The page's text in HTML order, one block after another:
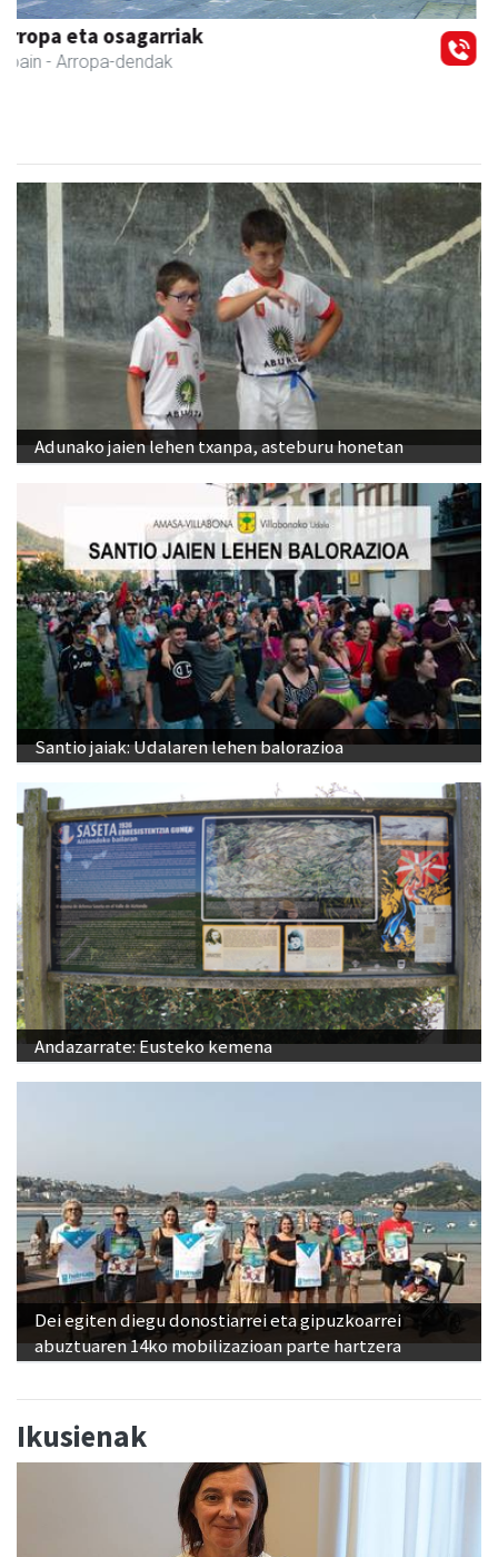
Urrats inprimategia
Andoain - Inprimategiak
Adunako jaien lehen txanpa, asteburu honetan
Santio jaiak: Udalaren lehen balorazioa
Andazarrate: Eusteko kemena
Dei egiten diegu donostiarrei eta gipuzkoarrei
abuztuaren 14ko mobilizazioan parte hartzera
Ikusienak